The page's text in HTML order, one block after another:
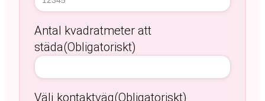
Antal kvadratmeter att
städa(Obligatoriskt)
Välj kontaktväg(Obligatoriskt)